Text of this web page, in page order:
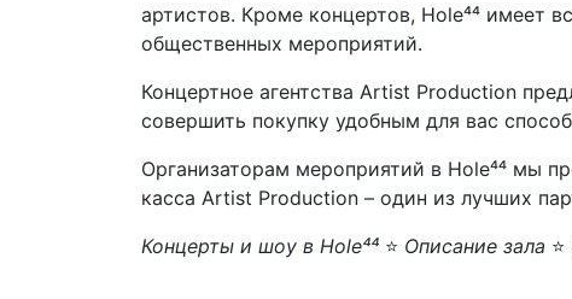
артистов. Кроме концертов, Hole⁴⁴ имеет
общественных мероприятий.
Концертное агентства Artist Production
совершить покупку удобным для вас
Организаторам мероприятий в Hole⁴⁴ мы
касса Artist Production – один из лучших
Концерты и шоу в Hole⁴⁴ ⭐ Описание зала ⭐